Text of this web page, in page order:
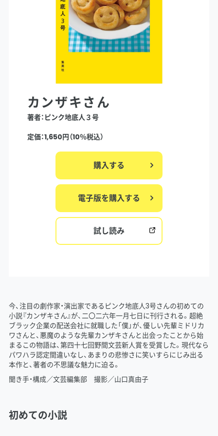
カンザキさん
著者：ピンク地底人３号
定価：1,650円（10％税込）
購入する
電子版を購入する
試し読み
今、注目の劇作家・演出家であるピンク地底人3号さんの初めての
小説『カンザキさん』が、二〇二六年一月七日に刊行される。超絶
ブラック企業の配送会社に就職した「僕」が、優しい先輩ミドリカ
ワさんと、悪魔のような先輩カンザキさんと出会ったことから始
まるこの物語は、第四十七回野間文芸新人賞を受賞した。現代なら
パワハラ認定間違いなし、あまりの悲惨さに笑いすらにじみ出る
本作と、著者の不思議な魅力に迫る。
聞き手・構成／文芸編集部 撮影／山口真由子
初めての小説